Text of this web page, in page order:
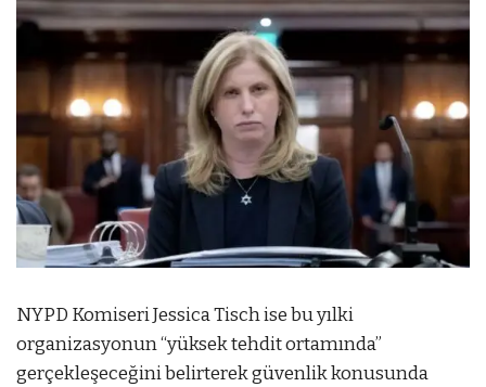
NYPD Komiseri Jessica Tisch ise bu yılki
organizasyonun “yüksek tehdit ortamında”
gerçekleşeceğini belirterek güvenlik konusunda